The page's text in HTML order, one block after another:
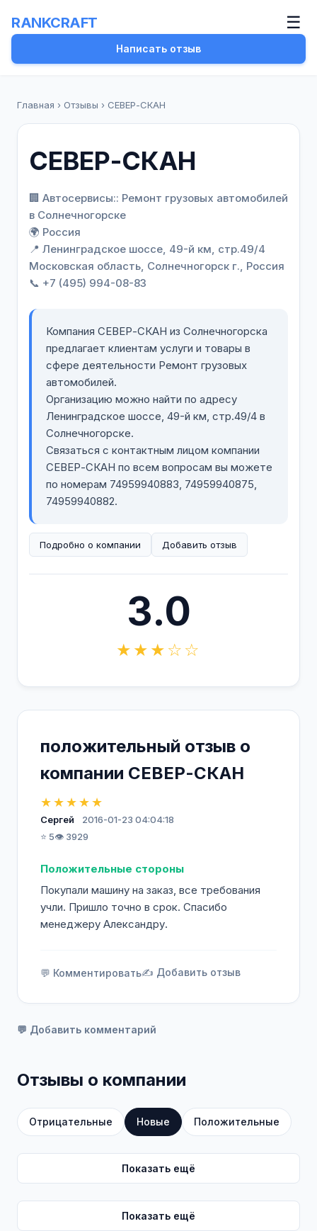
RANKCRAFT ☰
Написать отзыв
Главная › Отзывы › СЕВЕР-СКАН
СЕВЕР-СКАН
🏢 Автосервисы:: Ремонт грузовых автомобилей
в Солнечногорске
🌍 Россия
📍 Ленинградское шоссе, 49-й км, стр.49/4
Московская область, Солнечногорск г., Россия
📞 +7 (495) 994-08-83
Компания СЕВЕР-СКАН из Солнечногорска
предлагает клиентам услуги и товары в
сфере деятельности Ремонт грузовых
автомобилей.
Организацию можно найти по адресу
Ленинградское шоссе, 49-й км, стр.49/4 в
Солнечногорске.
Связаться с контактным лицом компании
СЕВЕР-СКАН по всем вопросам вы можете
по номерам 74959940883, 74959940875,
74959940882.
Подробно о компании Добавить отзыв
3.0
★★★☆☆
положительный отзыв о
компании СЕВЕР-СКАН
★★★★★
Сергей
2016-01-23 04:04:18
⭐ 5👁️ 3929
Положительные стороны
Покупали машину на заказ, все требования
учли. Пришло точно в срок. Спасибо
менеджеру Александру.
💬 Комментировать✍️ Добавить отзыв
💬 Добавить комментарий
Отзывы о компании
Отрицательные Новые Положительные
Показать ещё
Показать ещё